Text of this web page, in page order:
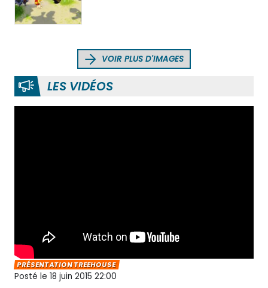
VOIR PLUS D'IMAGES
LES VIDÉOS
PRÉSENTATION TREEHOUSE
Posté le 18 juin 2015 22:00